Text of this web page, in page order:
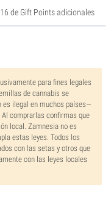
de Gift Points adicionales
para fines legales
de cannabis se
es ilegal en muchos países—
comprarlas confirmas que
local. Zamnesia no es
estas leyes. Todos los
con las setas y otros que
con las leyes locales